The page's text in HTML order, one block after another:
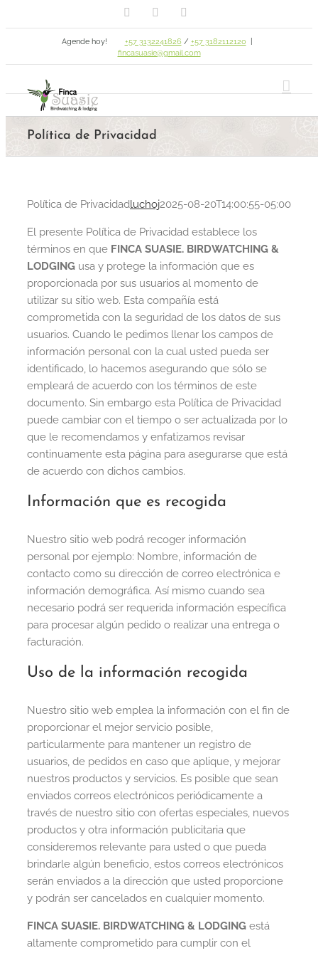
to
FacebookEmail
Agende hoy! +57 3132241826 / +57 3182112120
fincasuasie@gmail.com
Política de Privacidad
Política de Privacidadluchoj2025-08-20T14:00:55-05:00
El presente Política de Privacidad establece los
términos en que FINCA SUASIE. BIRDWATCHING &
LODGINGusa y protege la información que es
proporcionada por sus usuarios al momento de
utilizar su sitio web. Esta compañía está
comprometida con la seguridad de los datos de sus
usuarios. Cuando le pedimos llenar los campos de
información personal con la cual usted pueda ser
identificado, lo hacemos asegurando que sólo se
empleará de acuerdo con los términos de este
documento. Sin embargo esta Política de Privacidad
puede cambiar con el tiempo o ser actualizada por lo
que le recomendamos y enfatizamos revisar
continuamente esta página para asegurarse que está
de acuerdo con dichos cambios.
Información que es recogida
Nuestro sitio web podrá recoger información
personal por ejemplo: Nombre, información de
contacto como su dirección de correo electrónica e
información demográfica. Así mismo cuando sea
necesario podrá ser requerida información específica
para procesar algún pedido o realizar una entrega o
facturación.
Uso de la información recogida
Nuestro sitio web emplea la información con el fin de
proporcionar el mejor servicio posible,
particularmente para mantener un registro de
usuarios, de pedidos en caso que aplique, y mejorar
nuestros productos y servicios. Es posible que sean
enviados correos electrónicos periódicamente a
través de nuestro sitio con ofertas especiales, nuevos
productos y otra información publicitaria que
consideremos relevante para usted o que pueda
brindarle algún beneficio, estos correos electrónicos
serán enviados a la dirección que usted proporcione
y podrán ser cancelados en cualquier momento.
FINCA SUASIE. BIRDWATCHING & LODGINGestá
altamente comprometido para cumplir con el